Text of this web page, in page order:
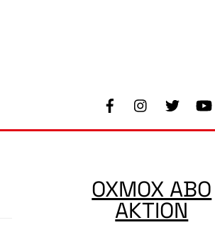
Facebook
OXMOX ABO
AKTION